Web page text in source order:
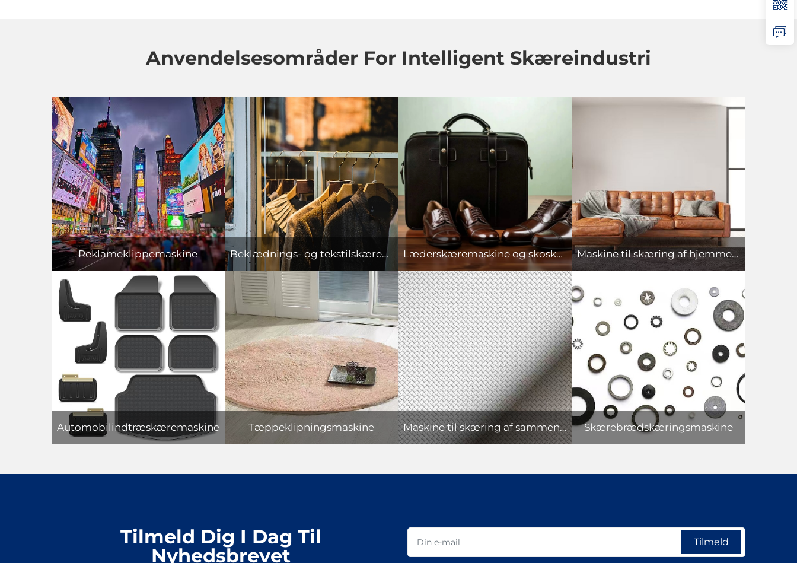
Anvendelsesområder For Intelligent Skæreindustri
Reklameklippemaskine Beklædnings- og tekstilskæremaskine Læderskæremaskine og skoskæremaskine Maskine til skæring af hjemmetekstiler
Automobilindtræskæremaskine Tæppeklipningsmaskine Maskine til skæring af sammensatte materialer Skærebrædskæringsmaskine
Tilmeld Dig I Dag Til
Nyhedsbrevet
Tilmeld